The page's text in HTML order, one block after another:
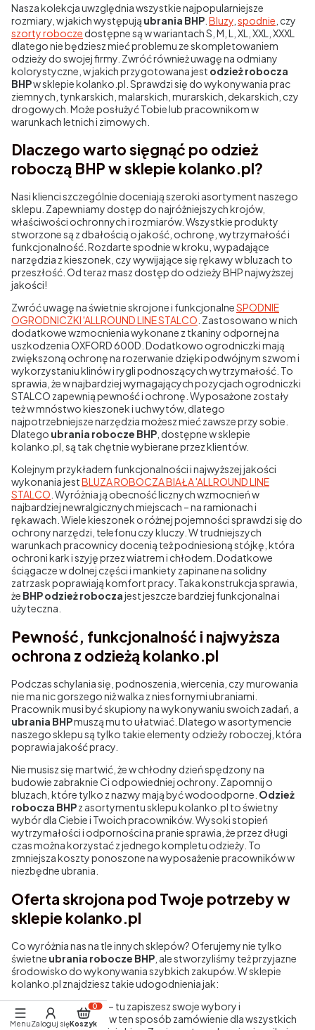
Nasza kolekcja uwzględnia wszystkie najpopularniejsze
rozmiary, w jakich występują ubrania BHP Bluzy spodnie , czy
szorty robocze dostępne są w wariantach S, M, L, XL, XXL, XXXL
dlatego nie będziesz mieć problemu ze skompletowaniem
odzieży do swojej firmy. Zwróć również uwagę na odmiany
kolorystyczne, w jakich przygotowana jest odzież robocza
BHPw sklepie kolanko.pl. Sprawdzi się do wykonywania prac
ziemnych, tynkarskich, malarskich, murarskich, dekarskich, czy
drogowych. Może posłużyć Tobie lub pracownikom w
warunkach letnich i zimowych.
Dlaczego warto sięgnąć po odzież
roboczą BHP w sklepie kolanko.pl?
Nasi klienci szczególnie doceniają szeroki asortyment naszego
sklepu. Zapewniamy dostęp do najróżniejszych krojów,
właściwości ochronnych i rozmiarów. Wszystkie produkty
stworzone są z dbałością o jakość, ochronę, wytrzymałość i
funkcjonalność. Rozdarte spodnie w kroku, wypadające
narzędzia z kieszonek, czy wywijające się rękawy w bluzach to
przeszłość. Od teraz masz dostęp do odzieży BHP najwyższej
jakości!
Zwróć uwagę na świetnie skrojone i funkcjonalneSPODNIE
OGRODNICZKI 'ALLROUND LINE STALCO . Zastosowano w nich
dodatkowe wzmocnienia wykonane z tkaniny odpornej na
uszkodzenia OXFORD 600D. Dodatkowo ogrodniczki mają
zwiększoną ochronę na rozerwanie dzięki podwójnym szwom i
wykorzystaniu klinów i rygli podnoszących wytrzymałość. To
sprawia, że w najbardziej wymagających pozycjach ogrodniczki
STALCO zapewnią pewność i ochronę. Wyposażone zostały
też w mnóstwo kieszonek i uchwytów, dlatego
najpotrzebniejsze narzędzia możesz mieć zawsze przy sobie.
Dlatego ubrania robocze BHP , dostępne w sklepie
kolanko.pl, są tak chętnie wybierane przez klientów.
Kolejnym przykładem funkcjonalności i najwyższej jakości
wykonania jestBLUZA ROBOCZA BIAŁA 'ALLROUND LINE
STALCO . Wyróżnia ją obecność licznych wzmocnień w
najbardziej newralgicznych miejscach – na ramionach i
rękawach. Wiele kieszonek o różnej pojemności sprawdzi się do
ochrony narzędzi, telefonu czy kluczy. W trudniejszych
warunkach pracownicy docenią też podniesioną stójkę, która
ochroni kark i szyję przez wiatrem i chłodem. Dodatkowe
ściągacze w dolnej części i mankiety zapinane na solidny
zatrzask poprawiają komfort pracy. Taka konstrukcja sprawia,
że BHP odzież roboczajest jeszcze bardziej funkcjonalna i
użyteczna.
Pewność, funkcjonalność i najwyższa
ochrona z odzieżą kolanko.pl
Podczas schylania się, podnoszenia, wiercenia, czy murowania
nie ma nic gorszego niż walka z niesfornymi ubraniami.
Pracownik musi być skupiony na wykonywaniu swoich zadań, a
ubrania BHPmuszą mu to ułatwiać. Dlatego w asortymencie
naszego sklepu są tylko takie elementy odzieży roboczej, która
poprawia jakość pracy.
Nie musisz się martwić, że w chłodny dzień spędzony na
budowie zabraknie Ci odpowiedniej ochrony. Zapomnij o
bluzach, które tylko z nazwy mają być wodoodporne. Odzież
robocza BHPz asortymentu sklepu kolanko.pl to świetny
wybór dla Ciebie i Twoich pracowników. Wysoki stopień
wytrzymałości i odporności na pranie sprawia, że przez długi
czas można korzystać z jednego kompletu odzieży. To
zmniejsza koszty ponoszone na wyposażenie pracowników w
niezbędne ubrania.
Oferta skrojona pod Twoje potrzeby w
sklepie kolanko.pl
Co wyróżnia nas na tle innych sklepów? Oferujemy nie tylko
świetne ubrania robocze BHP , ale stworzyliśmy też przyjazne
środowisko do wykonywania szybkich zakupów. W sklepie
kolanko.pl znajdziesz takie udogodnienia jak:
przechowalnia – tu zapiszesz swoje wybory i
skompletujesz w ten sposób zamówienie dla wszystkich
MenuZaloguj się
Produkty w koszyku: 0. Zobacz szczegóły
Koszyk